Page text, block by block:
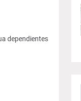
dependientes